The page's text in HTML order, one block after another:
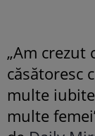
„Am crezut
căsătoresc
multe
multe